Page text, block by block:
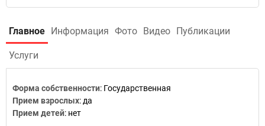
Главное Информация Фото Видео Публикации
Услуги
Форма собственности: Государственная
Прием взрослых: да
Прием детей: нет